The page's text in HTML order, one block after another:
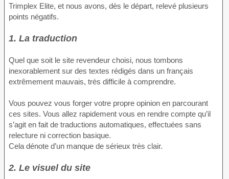
Trimplex Elite, et nous avons, dès le départ, relevé plusieurs
points négatifs.
1. La traduction
Quel que soit le site revendeur choisi, nous tombons
inexorablement sur des textes rédigés dans un français
extrêmement mauvais, très difficile à comprendre.
Vous pouvez vous forger votre propre opinion en parcourant
ces sites. Vous allez rapidement vous en rendre compte qu’il
s’agit en fait de traductions automatiques, effectuées sans
relecture ni correction basique.
Cela dénote d’un manque de sérieux très clair.
2. Le visuel du site